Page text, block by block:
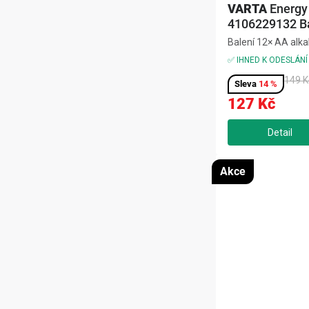
VARTA Energy
4106229132
12 ks
✅ IHNED K ODESLÁNÍ
14 %
127 Kč
149
Balení 12× AA
baterií,ideální pro
ovladače,
výkon,bez rtuti a
4106229132 dodá
energii vašim
zařízením.
Akce